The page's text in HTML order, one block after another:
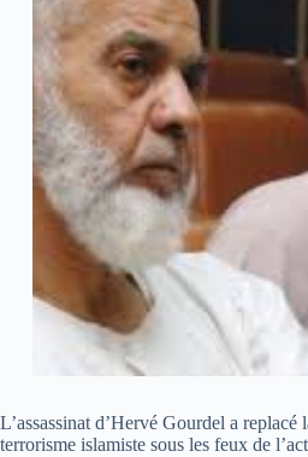
L’assassinat d’Hervé Gourdel a
terrorisme islamiste sous les feux de